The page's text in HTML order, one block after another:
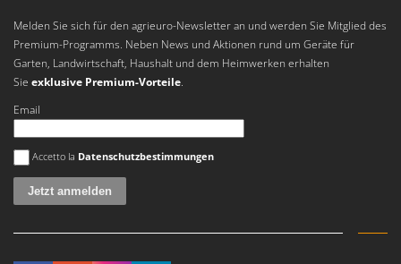
Melden Sie sich für den agrieuro-Newsletter an und werden Sie Mitglied des
Premium-Programms. Neben News und Aktionen rund um Geräte für
Garten, Landwirtschaft, Haushalt und dem Heimwerken erhalten
Sie exklusive Premium-Vorteile.
Email
Es ist ein Fehler aufgetreten
Accetto la Datenschutzbestimmungen